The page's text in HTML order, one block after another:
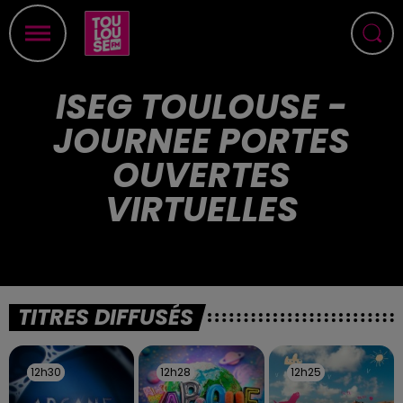
ISEG TOULOUSE -
JOURNEE PORTES
OUVERTES
VIRTUELLES
TITRES DIFFUSÉS
12h30
12h30 12h28
12h28 12h25
12h25